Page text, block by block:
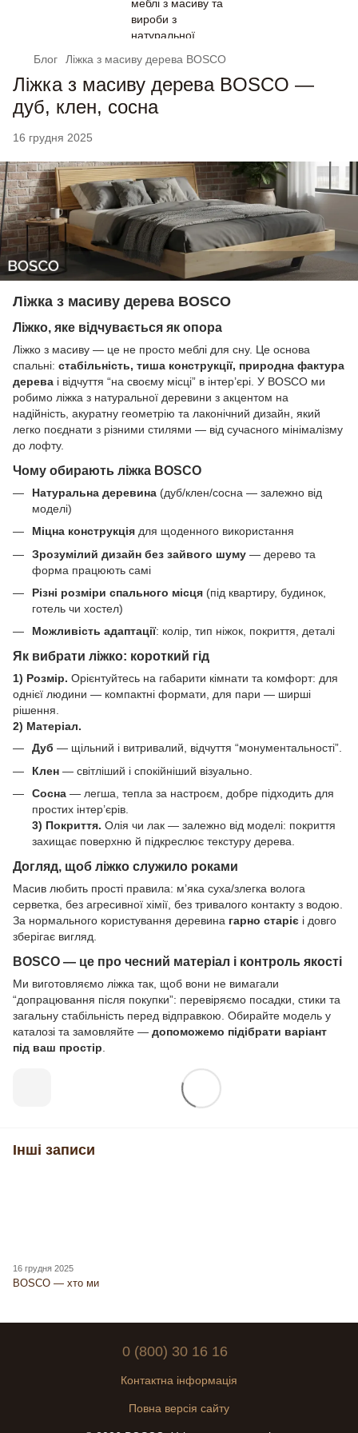
Блог Ліжка з масиву дерева BOSCO
Ліжка з масиву дерева BOSCO —
дуб, клен, сосна
16 грудня 2025
Ліжка з масиву дерева BOSCO
Ліжко, яке відчувається як опора
Ліжко з масиву — це не просто меблі для сну. Це основа
спальні: стабільність, тиша конструкції, природна фактура
дерева і відчуття “на своєму місці” в інтер’єрі. У BOSCO ми
робимо ліжка з натуральної деревини з акцентом на
надійність, акуратну геометрію та лаконічний дизайн, який
легко поєднати з різними стилями — від сучасного мінімалізму
до лофту.
Чому обирають ліжка BOSCO
Натуральна деревина (дуб/клен/сосна — залежно від
моделі)
Міцна конструкція для щоденного використання
Зрозумілий дизайн без зайвого шуму — дерево та
форма працюють самі
Різні розміри спального місця (під квартиру, будинок,
готель чи хостел)
Можливість адаптації: колір, тип ніжок, покриття, деталі
Як вибрати ліжко: короткий гід
1) Розмір. Орієнтуйтесь на габарити кімнати та комфорт: для
однієї людини — компактні формати, для пари — ширші
рішення.
2) Матеріал.
Дуб — щільний і витривалий, відчуття “монументальності”.
Клен — світліший і спокійніший візуально.
Сосна — легша, тепла за настроєм, добре підходить для
простих інтер’єрів.
3) Покриття. Олія чи лак — залежно від моделі: покриття
захищає поверхню й підкреслює текстуру дерева.
Догляд, щоб ліжко служило роками
Масив любить прості правила: м’яка суха/злегка волога
серветка, без агресивної хімії, без тривалого контакту з водою.
За нормального користування деревина гарно старіє і довго
зберігає вигляд.
BOSCO — це про чесний матеріал і контроль якості
Ми виготовляємо ліжка так, щоб вони не вимагали
“допрацювання після покупки”: перевіряємо посадки, стики та
загальну стабільність перед відправкою. Обирайте модель у
каталозі та замовляйте — допоможемо підібрати варіант
під ваш простір
Інші записи
16 грудня 2025
BOSCO — хто ми
0 (800) 30 16 16
Контактна інформація
Повна версія сайту